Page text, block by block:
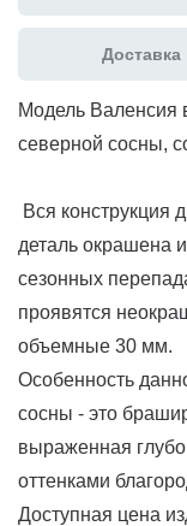
Доставка
Модель Валенсия
северной сосны,
Вся конструкция
деталь окрашена
сезонных
проявятся
объемные 30 мм.
Особенность
сосны - это
выраженная
оттенками
Доступная цена